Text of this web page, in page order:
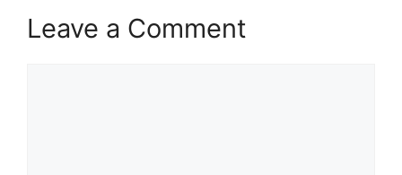
Leave a Comment